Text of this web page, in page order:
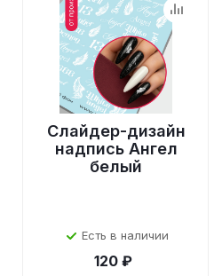
Слайдер-дизайн
надпись Ангел
белый
Есть в наличии
120 ₽